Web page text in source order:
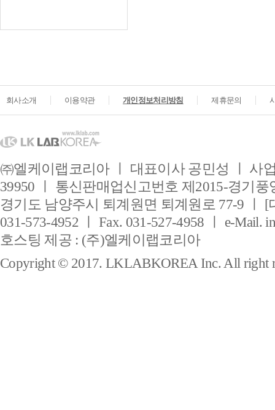
회사소개 이용약관 개인정보처리방침 제휴문의
㈜엘케이랩코리아 ㅣ 대표이사 공민성 ㅣ 사
39950 ㅣ 통신판매업신고번호 제2015-경기풍
경기도 남양주시 퇴계원면 퇴계원로 77-9 ㅣ [
031-573-4952 ㅣ Fax. 031-527-4958 ㅣ e-Mail.
호스팅 제공 : (주)엘케이랩코리아
Copyright © 2017. LKLABKOREA Inc. All right